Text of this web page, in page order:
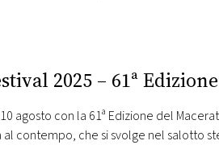
2025 – 61ª Edizione
agosto con la 61ª Edizione del
contempo, che si svolge nel salotto